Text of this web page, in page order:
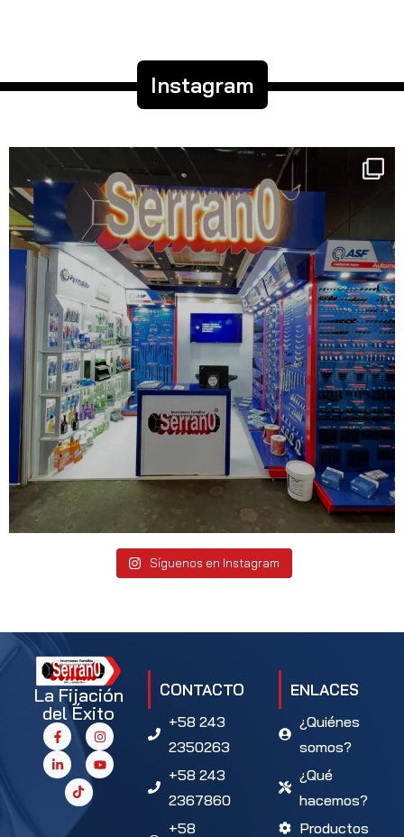
Instagram
Síguenos en Instagram
La Fijación
del Éxito
CONTACTO
+58 243
2350263
+58 243
2367860
+58
ENLACES
¿Quiénes
somos?
¿Qué
hacemos?
Productos